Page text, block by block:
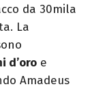
da 30mila
La
d’oro e
Amadeus